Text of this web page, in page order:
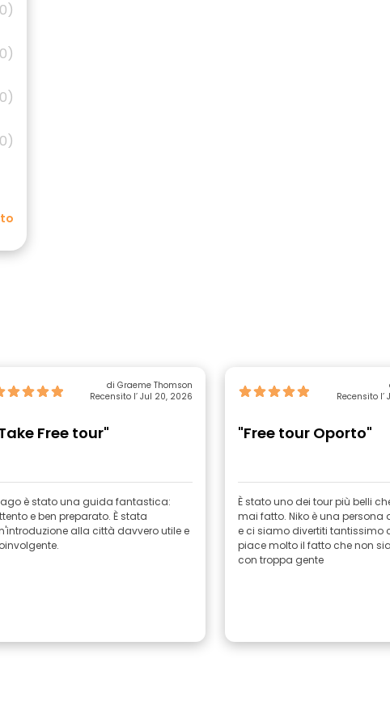
di Graeme Thomson
Recensito l’ Jul 20, 2026
Free tour"
è stato una guida fantastica:
e ben preparato. È stata
alla città davvero utile e
Recensito
"Free tour Oporto"
È stato uno dei tour più belli
mai fatto. Niko è una persona
e ci siamo divertiti tantissimo
piace molto il fatto che non
con troppa gente